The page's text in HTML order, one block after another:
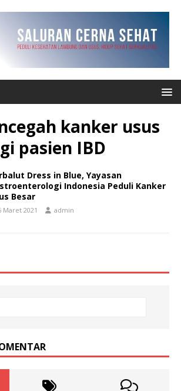
kanker usus
pasien IBD
Dress in Blue, Yayasan
Indonesia Peduli Kanker
Besar
Maret 2021 admin